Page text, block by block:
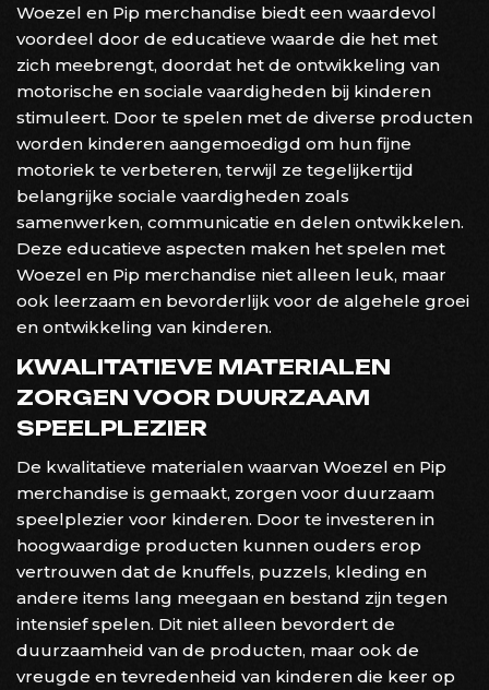
Woezel en Pip merchandise biedt een waardevol
voordeel door de educatieve waarde die het met
zich meebrengt, doordat het de ontwikkeling van
motorische en sociale vaardigheden bij kinderen
stimuleert. Door te spelen met de diverse producten
worden kinderen aangemoedigd om hun fijne
motoriek te verbeteren, terwijl ze tegelijkertijd
belangrijke sociale vaardigheden zoals
samenwerken, communicatie en delen ontwikkelen.
Deze educatieve aspecten maken het spelen met
Woezel en Pip merchandise niet alleen leuk, maar
ook leerzaam en bevorderlijk voor de algehele groei
en ontwikkeling van kinderen.
KWALITATIEVE MATERIALEN
ZORGEN VOOR DUURZAAM
SPEELPLEZIER
De kwalitatieve materialen waarvan Woezel en Pip
merchandise is gemaakt, zorgen voor duurzaam
speelplezier voor kinderen. Door te investeren in
hoogwaardige producten kunnen ouders erop
vertrouwen dat de knuffels, puzzels, kleding en
andere items lang meegaan en bestand zijn tegen
intensief spelen. Dit niet alleen bevordert de
duurzaamheid van de producten, maar ook de
vreugde en tevredenheid van kinderen die keer op